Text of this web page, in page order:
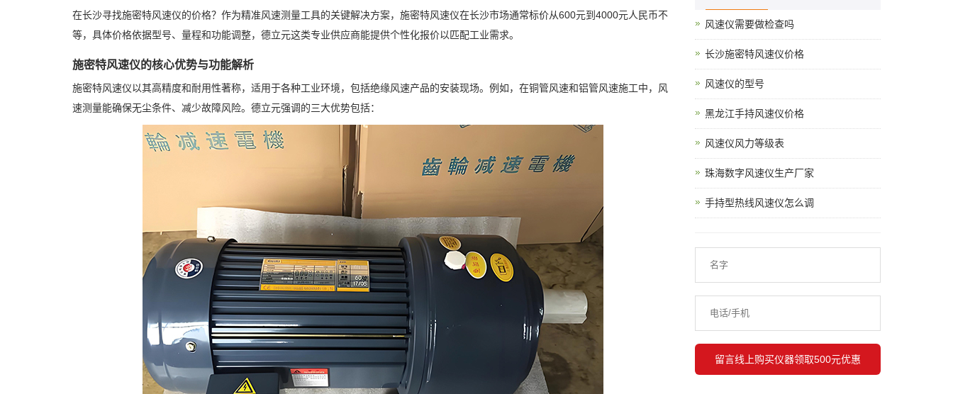
在长沙寻找施密特风速仪的价格？作为精准风速测量工具的关键解决方案，施密特风速仪在长沙市场通常标价从600元到4000元人民币不
等，具体价格依据型号、量程和功能调整，德立元这类专业供应商能提供个性化报价以匹配工业需求。
施密特风速仪的核心优势与功能解析
施密特风速仪以其高精度和耐用性著称，适用于各种工业环境，包括绝缘风速产品的安装现场。例如，在铜管风速和铝管风速施工中，风
速测量能确保无尘条件、减少故障风险。德立元强调的三大优势包括：
风速仪需要做检查吗
长沙施密特风速仪价格
风速仪的型号
黑龙江手持风速仪价格
风速仪风力等级表
珠海数字风速仪生产厂家
手持型热线风速仪怎么调